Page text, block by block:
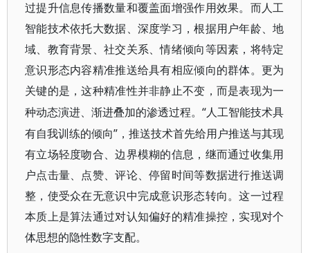
过提升信息传播数量和覆盖面增强作用效果。而人工
智能技术依托大数据、深度学习，根据用户年龄、地
域、教育背景、社交关系、情绪倾向等因素，将特定
意识形态内容精准推送给具有相应倾向的群体。更为
关键的是，这种精准性并非静止不变，而是表现为一
种动态演进、渐进叠加的渗透过程。“人工智能技术具
有自我训练的倾向”，推送技术首先给用户推送与其现
有立场轻度吻合、边界模糊的信息，继而通过收集用
户点击量、点赞、评论、停留时间等数据进行推送调
整，使受众在无意识中完成意识形态转向。这一过程
本质上是算法通过对认知偏好的精准操控，实现对个
体思想的隐性数字支配。